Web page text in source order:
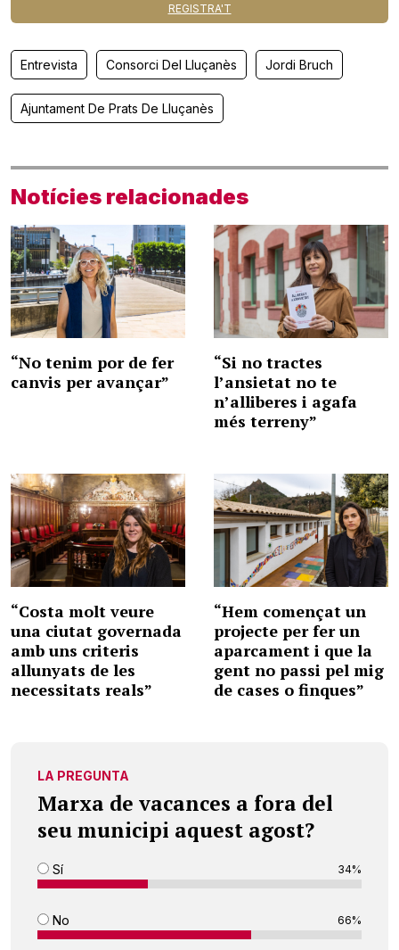
REGISTRA'T
Entrevista Consorci Del Lluçanès Jordi Bruch
Ajuntament De Prats De Lluçanès
Notícies relacionades
“No tenim por de fer
canvis per avançar”
“Si no tractes
l’ansietat no te
n’alliberes i agafa
més terreny”
“Costa molt veure
una ciutat governada
amb uns criteris
allunyats de les
necessitats reals”
“Hem començat un
projecte per fer un
aparcament i que la
gent no passi pel mig
de cases o finques”
LA PREGUNTA
Marxa de vacances a fora del
seu municipi aquest agost?
Sí 34%
No 66%